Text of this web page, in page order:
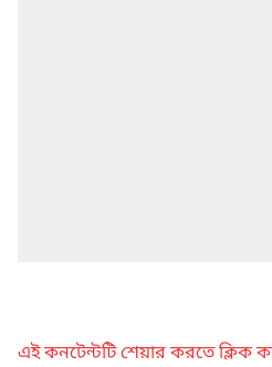
এই কনটেন্টটি শেয়ার করতে ক্লিক